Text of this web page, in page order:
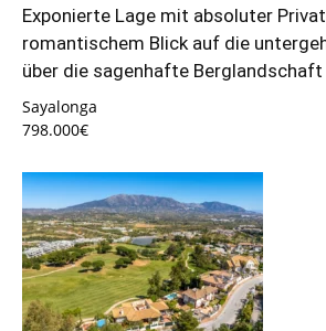
Exponierte Lage mit absoluter
romantischem Blick auf die
über die sagenhafte Berglandschaft
Sayalonga
798.000€